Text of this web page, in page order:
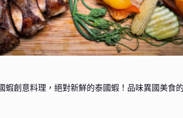
蝦創意料理，絕對新鮮的泰國蝦！品味異國美食